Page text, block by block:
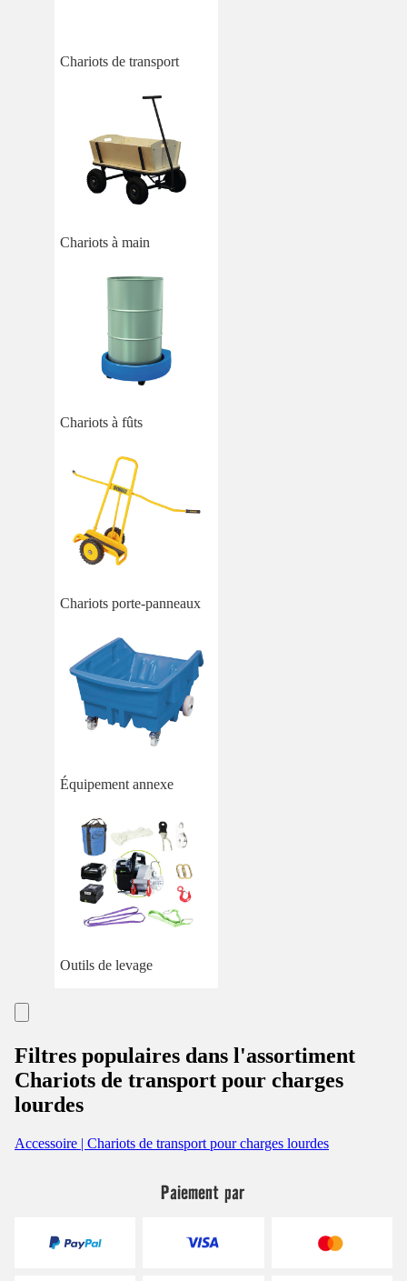
Chariots de transport
Chariots à main
Chariots à fûts
Chariots porte-panneaux
Équipement annexe
Outils de levage
Filtres populaires dans l'assortiment
Chariots de transport pour charges
lourdes
Accessoire | Chariots de transport pour charges lourdes
Paiement par